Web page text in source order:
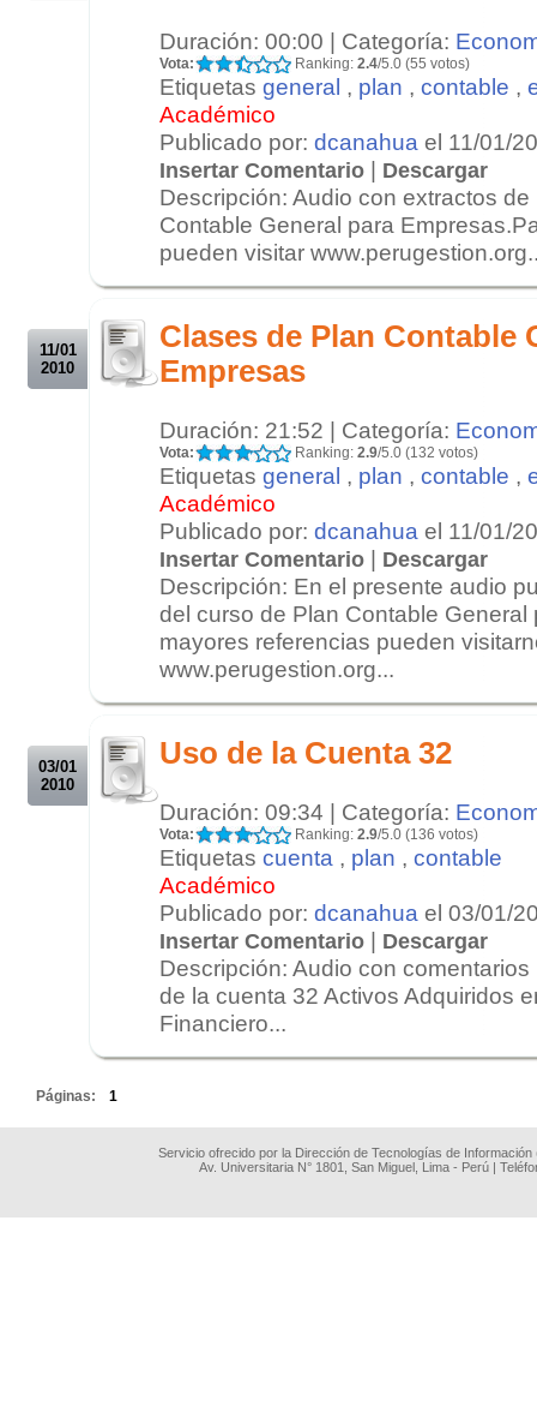
Duración: 00:00 | Categoría:
Vota: Ranking: 2.4/5.0 (55 votos)
Etiquetas general , plan , contable ,
Académico
Publicado por: dcanahua el 11/01/
Insertar Comentario | Descargar
Descripción: Audio con extractos
Contable General para
pueden visitar
11/01
2010
Clases de Plan Contable
Empresas
Duración: 21:52 | Categoría:
Vota: Ranking: 2.9/5.0 (132 votos)
Etiquetas general , plan , contable ,
Académico
Publicado por: dcanahua el 11/01/
Insertar Comentario | Descargar
Descripción: En el presente audio
del curso de Plan Contable General
mayores referencias pueden
www.perugestion.org...
03/01
2010
Uso de la Cuenta 32
Duración: 09:34 | Categoría:
Vota: Ranking: 2.9/5.0 (136 votos)
Etiquetas cuenta , plan , contable
Académico
Publicado por: dcanahua el 03/01/
Insertar Comentario | Descargar
Descripción: Audio con
de la cuenta 32 Activos Adquiridos
Financiero...
Páginas: 1
Servicio ofrecido por la Dirección de Tecnologías de
Av. Universitaria N° 1801, San Miguel, Lima - Perú |